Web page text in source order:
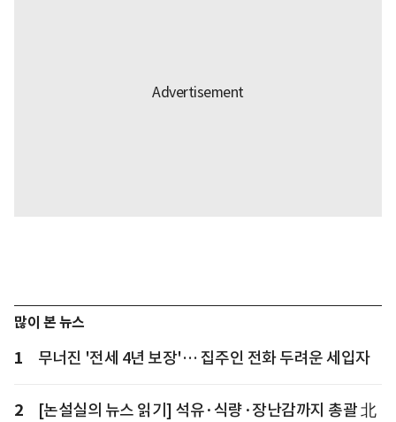
많이 본 뉴스
1 무너진 '전세 4년 보장'… 집주인 전화 두려운 세입자
2
[논설실의 뉴스 읽기] 석유·식량·장난감까지 총괄 北